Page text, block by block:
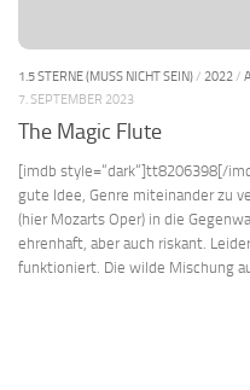
1.5 STERNE (MUSS NICHT SEIN)/ 2022/
7. SEPTEMBER 2023
The Magic Flute
[imdb style=“dark“]tt8206398[/
gute Idee, Genre miteinander zu
(hier Mozarts Oper) in die
ehrenhaft, aber auch riskant.
funktioniert. Die wilde Mischung